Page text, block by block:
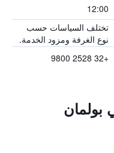
12:00
تختلف السياسات حسب
نوع الغرفة ومزود الخدمة.
+32 2528 9800
بولمان